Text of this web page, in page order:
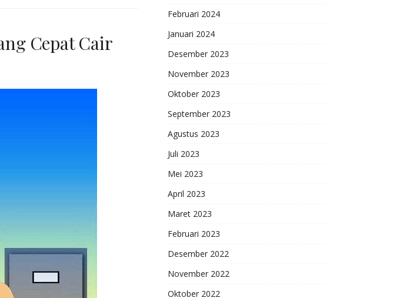
Cepat Cair
Februari 2024
Januari 2024
Desember 2023
November 2023
Oktober 2023
September 2023
Agustus 2023
Juli 2023
Mei 2023
April 2023
Maret 2023
Februari 2023
Desember 2022
November 2022
Oktober 2022